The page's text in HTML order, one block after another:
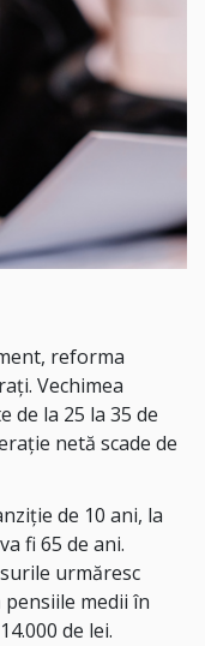
reforma
Vechimea
de la 25 la 35 de
netă scade de
de 10 ani, la
fi 65 de ani.
urmăresc
medii în
de lei.